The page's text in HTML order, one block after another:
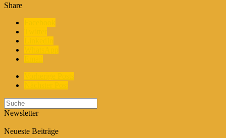
Share
Newsletter
Neueste Beiträge